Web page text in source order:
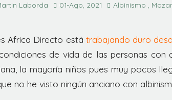
Laborda 01-Ago, 2021 Albinismo ,
Africa Directo está trabajando duro
de vida de las personas con
la mayoría niños pues muy pocos
no he visto ningún anciano con